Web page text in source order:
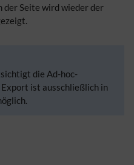
der Seite wird wieder der
die Ad-hoc-
ist ausschließlich in